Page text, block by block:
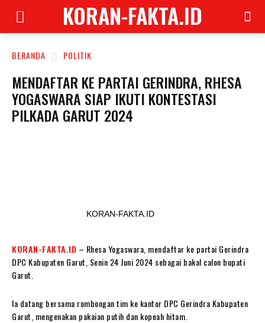
KORAN-FAKTA.ID
BERANDA POLITIK
MENDAFTAR KE PARTAI GERINDRA, RHESA
YOGASWARA SIAP IKUTI KONTESTASI
PILKADA GARUT 2024
KORAN-FAKTA.ID
KORAN-FAKTA.ID – Rhesa Yogaswara, mendaftar ke partai Gerindra
DPC Kabupaten Garut, Senin 24 Juni 2024 sebagai bakal calon bupati
Garut.
Ia datang bersama rombongan tim ke kantor DPC Gerindra Kabupaten
Garut, mengenakan pakaian putih dan kopeah hitam.